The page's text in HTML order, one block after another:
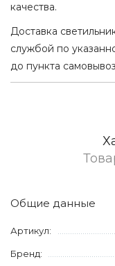
качества.
Доставка
службой по
до пункта
Общие данные
Артикул:
Бренд: